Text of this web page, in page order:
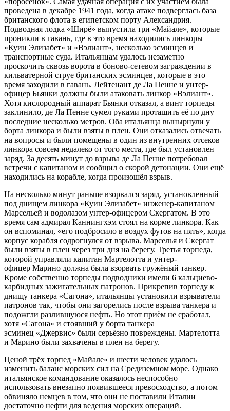
проведена в декабре 1941 года, когда атаке подверглась база
британского флота в египетском порту Александрия.
Подводная лодка «Ширё» выпустила три «Майале», которые
проникли в гавань, где в это время находились линкоры
«Куин Элизабет» и «Вэлиант», несколько эсминцев и
транспортные суда. Итальянцам удалось незаметно
проскочить сквозь ворота в боново-сетевом заграждении в
кильватерной струе британских эсминцев, которые в это
время заходили в гавань. Лейтенант де Ла Пенне и унтер-
офицер Бьянки должны были атаковать линкор «Вэлиант».
Хотя кислородный аппарат Бьянки отказал, а винт торпеды
заклинило, де Ла Пенне сумел руками протащить её по дну
последние несколько метров. Оба итальянца вынырнули у
борта линкора и были взяты в плен. Они отказались отвечать
на вопросы и были помещены в один из внутренних отсеков
линкора совсем недалеко от того места, где был установлен
заряд. За десять минут до взрыва де Ла Пенне потребовал
встречи с капитаном и сообщил о скорой детонации. Они ещё
находились на корабле, когда произошёл взрыв.
На несколько минут раньше взорвался заряд, установленный
под днищем линкора «Куин Элизабет» инженер-капитаном
Марсельей и водолазом унтер-офицером Скергатом. В это
время сам адмирал Каннингхэм стоял на корме линкора. Как
он вспоминал, «его подбросило в воздух футов на пять», когда
корпус корабля содрогнулся от взрыва. Марселья и Скергат
были взяты в плен через три дня на берегу. Третья торпеда,
которой управляли капитан Мартелотта и унтер-
офицер Марино должна была взорвать гружёный танкер.
Кроме собственно торпеды подводники имели 6 кальциево-
карбидных зажигательных патронов. Прикрепив торпеду к
днищу танкера «Сагона», итальянцы установили взрыватели
патронов так, чтобы они загорелись после взрыва танкера и
подожгли разлившуюся нефть. Но этот приём не сработал,
хотя «Сагона» и стоявший у борта танкера
эсминец «Джервис» были серьёзно повреждены. Мартелотта
и Марино были захвачены в плен на берегу.
Ценой трёх торпед «Майале» и шести человек удалось
изменить баланс морских сил на Средиземном море. Однако
итальянское командование оказалось неспособно
использовать внезапно появившееся превосходство, а потом
обвиняло немцев в том, что они не поставили Италии
достаточно нефти для ведения морских операций.